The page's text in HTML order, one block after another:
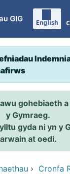
GIG
English
gohebiaeth
y Gymraeg.
gyda ni yn y
arwain at oedi.
› Cronfa